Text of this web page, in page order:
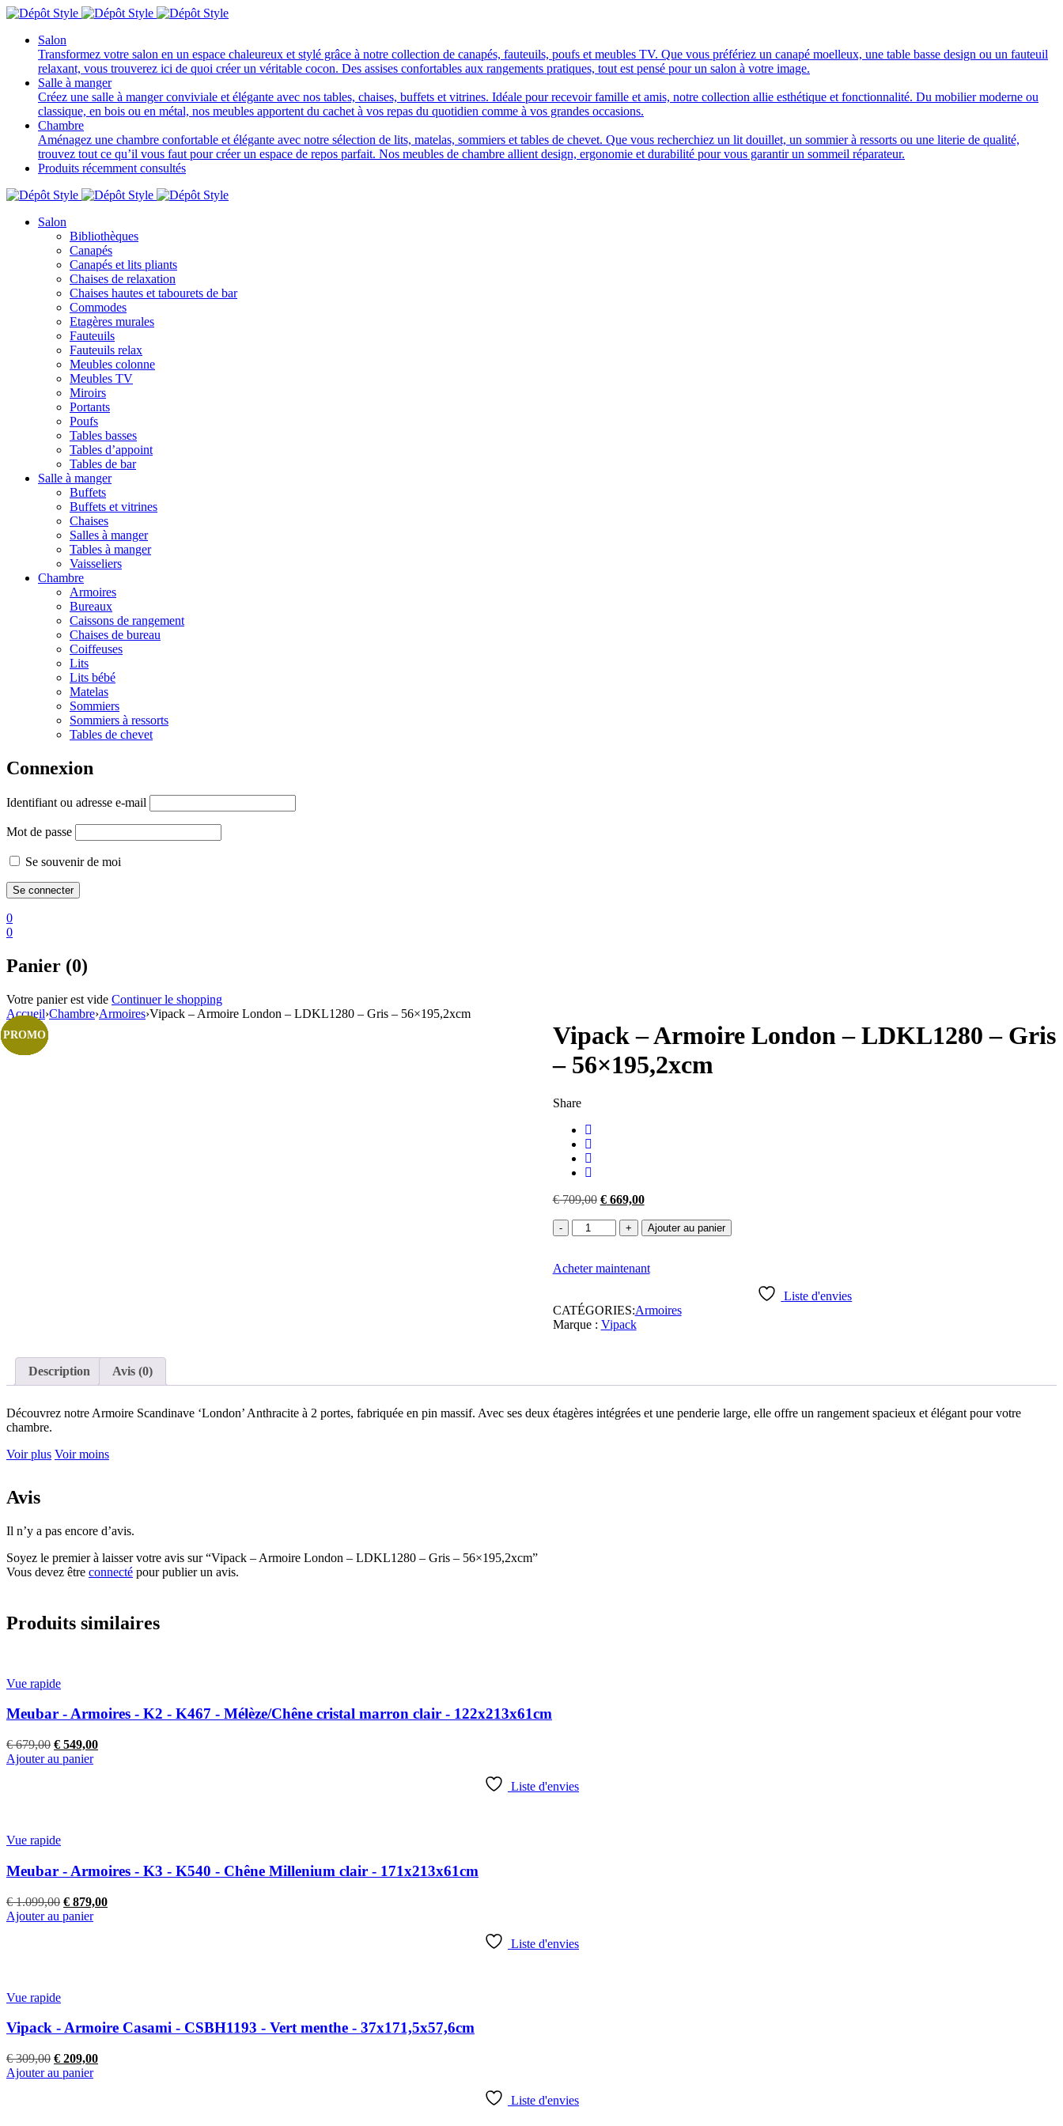
Salon
Transformez votre salon en un espace chaleureux et stylé grâce à notre collection de canapés, fauteuils, poufs et meubles TV. Que vous préfériez un canapé moelleux, une table basse design ou un fauteuil
relaxant, vous trouverez ici de quoi créer un véritable cocon. Des assises confortables aux rangements pratiques, tout est pensé pour un salon à votre image.
Salle à manger
Créez une salle à manger conviviale et élégante avec nos tables, chaises, buffets et vitrines. Idéale pour recevoir famille et amis, notre collection allie esthétique et fonctionnalité. Du mobilier moderne ou
classique, en bois ou en métal, nos meubles apportent du cachet à vos repas du quotidien comme à vos grandes occasions.
Chambre
Aménagez une chambre confortable et élégante avec notre sélection de lits, matelas, sommiers et tables de chevet. Que vous recherchiez un lit douillet, un sommier à ressorts ou une literie de qualité,
trouvez tout ce qu’il vous faut pour créer un espace de repos parfait. Nos meubles de chambre allient design, ergonomie et durabilité pour vous garantir un sommeil réparateur.
Produits récemment consultés
Salon
Bibliothèques
Canapés
Canapés et lits pliants
Chaises de relaxation
Chaises hautes et tabourets de bar
Commodes
Etagères murales
Fauteuils
Fauteuils relax
Meubles colonne
Meubles TV
Miroirs
Portants
Poufs
Tables basses
Tables d’appoint
Tables de bar
Salle à manger
Buffets
Buffets et vitrines
Chaises
Salles à manger
Tables à manger
Vaisseliers
Chambre
Armoires
Bureaux
Caissons de rangement
Chaises de bureau
Coiffeuses
Lits
Lits bébé
Matelas
Sommiers
Sommiers à ressorts
Tables de chevet
Connexion
Identifiant ou adresse e-mail
Mot de passe
Se souvenir de moi
0
0
Panier (0)
Votre panier est vide Continuer le shopping
Accueil›Chambre›Armoires›Vipack – Armoire London – LDKL1280 – Gris – 56×195,2xcm
PROMO
Vipack – Armoire London – LDKL1280 – Gris
– 56×195,2xcm
Share
€709,00 Le
initial
€669,00Le
actuel
quantité
de
-
-
LDKL1280
56x195,2xcm
Ajouter au panier
Acheter maintenant
Liste d'envies
CATÉGORIES:Armoires
Marque : Vipack
Description Avis (0)
Découvrez notre Armoire Scandinave ‘London’ Anthracite à 2 portes, fabriquée en pin massif. Avec ses deux étagères intégrées et une penderie large, elle offre un rangement spacieux et élégant pour votre
chambre.
Voir plus Voir moins
Avis
Il n’y a pas encore d’avis.
Soyez le premier à laisser votre avis sur “Vipack – Armoire London – LDKL1280 – Gris – 56×195,2xcm”
Vous devez être connecté pour publier un avis.
Produits similaires
PROMO
Vue rapide
Meubar - Armoires - K2 - K467 - Mélèze/Chêne cristal marron clair - 122x213x61cm
€679,00 Le
prix
€ 549,00Le
Ajouter au panier
Liste d'envies
PROMO
Vue rapide
Meubar - Armoires - K3 - K540 - Chêne Millenium clair - 171x213x61cm
€1.099,00 Le
prix
€ 879,00Le
Ajouter au panier
Liste d'envies
PROMO
Vue rapide
Vipack - Armoire Casami - CSBH1193 - Vert menthe - 37x171,5x57,6cm
€309,00 Le
prix
€ 209,00Le
Ajouter au panier
Liste d'envies
PROMO
PROMO
PROMO